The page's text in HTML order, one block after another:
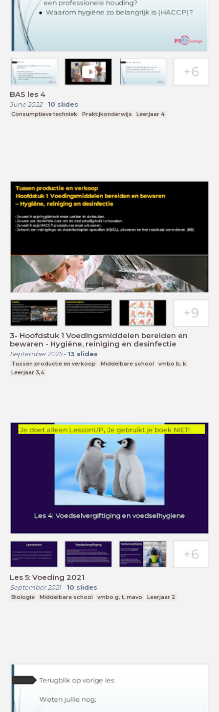
BAS les 4
June 2022- 10 slides
Consumptieve techniek Praktijkonderwijs Leerjaar 4
3- Hoofdstuk 1 Voedingsmiddelen bereiden en
bewaren - Hygiëne, reiniging en desinfectie
September 2025- 13 slides
Tussen productie en verkoop Middelbare school
vmbo b, k
Leerjaar 3,4
Les 5: Voeding 2021
September 2021- 10 slides
Biologie Middelbare school vmbo g, t, mavo Leerjaar 2